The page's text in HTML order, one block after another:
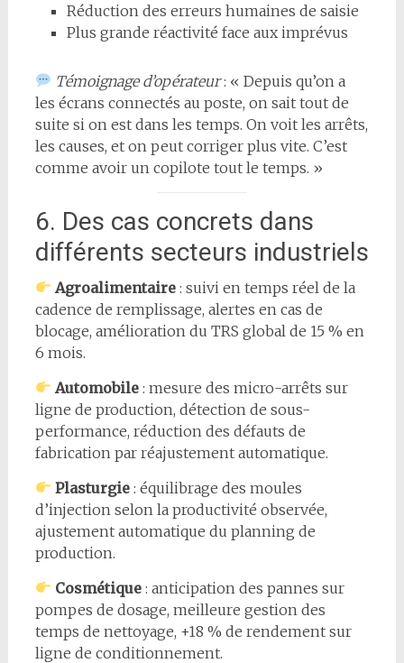
Réduction des erreurs humaines de saisie
Plus grande réactivité face aux imprévus
Témoignage d’opérateur: « Depuis qu’on a
les écrans connectés au poste, on sait tout de
suite si on est dans les temps. On voit les arrêts,
les causes, et on peut corriger plus vite. C’est
comme avoir un copilote tout le temps. »
6. Des cas concrets dans
différents secteurs industriels
Agroalimentaire : suivi en temps réel de la
cadence de remplissage, alertes en cas de
blocage, amélioration du TRS global de 15 % en
6 mois.
Automobile : mesure des micro-arrêts sur
ligne de production, détection de sous-
performance, réduction des défauts de
fabrication par réajustement automatique.
Plasturgie : équilibrage des moules
d’injection selon la productivité observée,
ajustement automatique du planning de
production.
Cosmétique : anticipation des pannes sur
pompes de dosage, meilleure gestion des
temps de nettoyage, +18 % de rendement sur
ligne de conditionnement.